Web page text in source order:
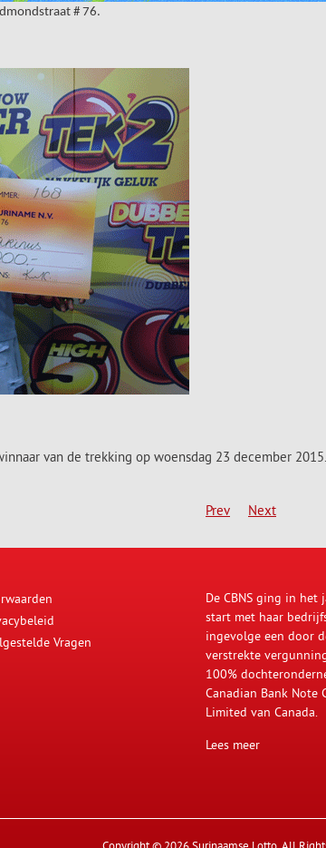
# 76.
van de trekking op woensdag 23 december 2015.
Prev
Next
Vragen
De CBNS ging in het
start met haar
ingevolge een door
verstrekte
100%
Canadian Bank Note
Limited van Canada.
Lees meer